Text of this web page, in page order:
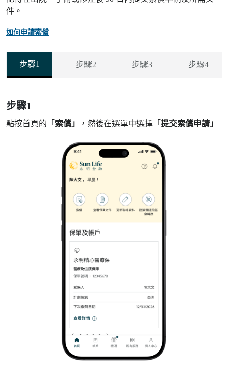
件。
如何申請索償
步驟1 步驟2 步驟3 步驟4
步驟1
點按首頁的「 索償」 ，然後在選單中選擇「 提交索償申請」